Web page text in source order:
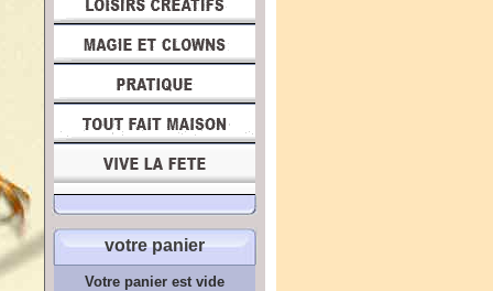
votre panier
Votre panier est vide